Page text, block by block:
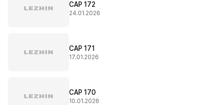
CAP 172
24.01.2026
CAP 171
17.01.2026
CAP 170
10.01.2026